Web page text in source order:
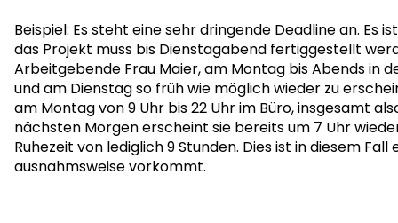
Beispiel: Es steht eine sehr dringende Deadline an. Es
das Projekt muss bis Dienstagabend fertiggestellt
Arbeitgebende Frau Maier, am Montag bis Abends in
und am Dienstag so früh wie möglich wieder zu
am Montag von 9 Uhr bis 22 Uhr im Büro, insgesamt
nächsten Morgen erscheint sie bereits um 7 Uhr
Ruhezeit von lediglich 9 Stunden. Dies ist in diesem Fall
ausnahmsweise vorkommt.